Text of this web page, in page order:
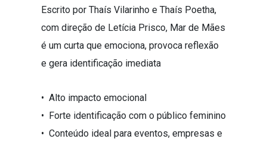
Escrito por Thaís Vilarinho e Thaís Poetha,
com direção de Letícia Prisco, Mar de Mães
é um curta que emociona, provoca reflexão
e gera identificação imediata
• Alto impacto emocional
• Forte identificação com o público feminino
• Conteúdo ideal para eventos, empresas e